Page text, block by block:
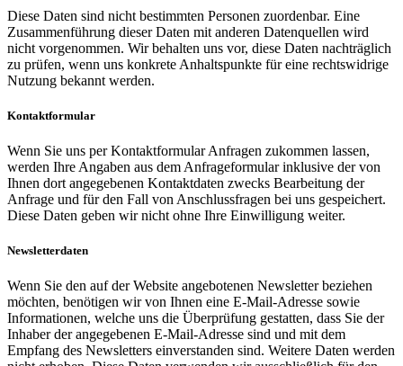
Diese Daten sind nicht bestimmten Personen zuordenbar. Eine
Zusammenführung dieser Daten mit anderen Datenquellen wird
nicht vorgenommen. Wir behalten uns vor, diese Daten nachträglich
zu prüfen, wenn uns konkrete Anhaltspunkte für eine rechtswidrige
Nutzung bekannt werden.
Kontaktformular
Wenn Sie uns per Kontaktformular Anfragen zukommen lassen,
werden Ihre Angaben aus dem Anfrageformular inklusive der von
Ihnen dort angegebenen Kontaktdaten zwecks Bearbeitung der
Anfrage und für den Fall von Anschlussfragen bei uns gespeichert.
Diese Daten geben wir nicht ohne Ihre Einwilligung weiter.
Newsletterdaten
Wenn Sie den auf der Website angebotenen Newsletter beziehen
möchten, benötigen wir von Ihnen eine E-Mail-Adresse sowie
Informationen, welche uns die Überprüfung gestatten, dass Sie der
Inhaber der angegebenen E-Mail-Adresse sind und mit dem
Empfang des Newsletters einverstanden sind. Weitere Daten werden